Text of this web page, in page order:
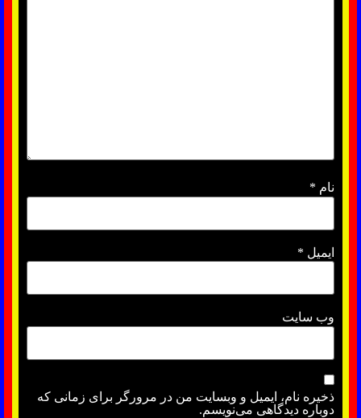
نام *
ایمیل *
وب‌ سایت
ذخیره نام، ایمیل و وبسایت من در مرورگر برای زمانی که
دوباره دیدگاهی می‌نویسم.